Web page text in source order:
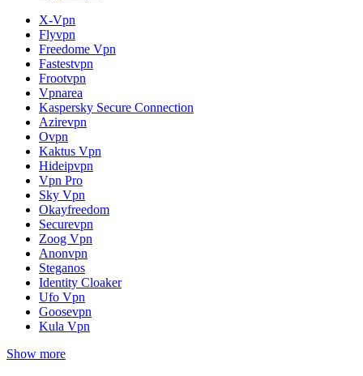
X-Vpn
Flyvpn
Freedome Vpn
Fastestvpn
Frootvpn
Vpnarea
Kaspersky Secure Connection
Azirevpn
Ovpn
Kaktus Vpn
Hideipvpn
Vpn Pro
Sky Vpn
Okayfreedom
Securevpn
Zoog Vpn
Anonvpn
Steganos
Identity Cloaker
Ufo Vpn
Goosevpn
Kula Vpn
Show more